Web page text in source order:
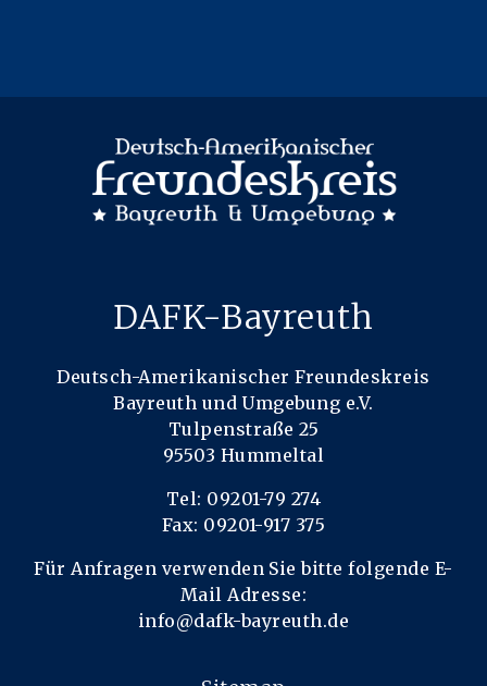
DAFK-Bayreuth
Deutsch-Amerikanischer Freundeskreis
Bayreuth und Umgebung e.V.
Tulpenstraße 25
95503 Hummeltal
Tel: 09201-79 274
Fax: 09201-917 375
Für Anfragen verwenden Sie bitte folgende E-
Mail Adresse:
info@dafk-bayreuth.de